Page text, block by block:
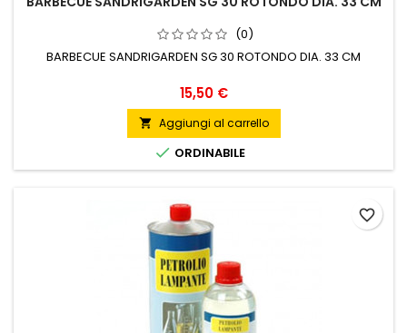
(0)
BARBECUE SANDRIGARDEN SG 30 ROTONDO DIA. 33 CM
Prezzo
15,50 €
 Aggiungi al carrello
 ORDINABILE
favorite_border